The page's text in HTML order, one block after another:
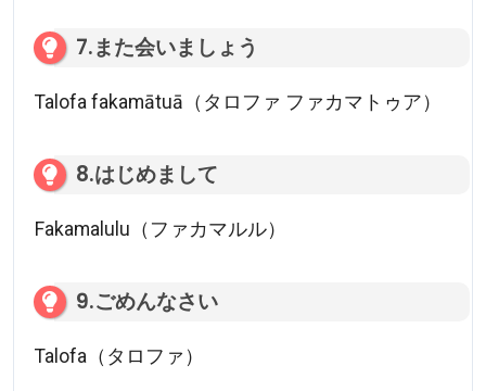
7.また会いましょう
Talofa fakamātuā（タロファ ファカマトゥア）
8.はじめまして
Fakamalulu（ファカマルル）
9.ごめんなさい
Talofa（タロファ）